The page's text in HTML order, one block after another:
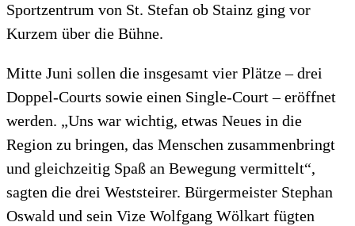
Sportzentrum von St. Stefan ob Stainz ging vor
Kurzem über die Bühne.
Mitte Juni sollen die insgesamt vier Plätze – drei
Doppel-Courts sowie einen Single-Court – eröffnet
werden. „Uns war wichtig, etwas Neues in die
Region zu bringen, das Menschen zusammenbringt
und gleichzeitig Spaß an Bewegung vermittelt“,
sagten die drei Weststeirer. Bürgermeister Stephan
Oswald und sein Vize Wolfgang Wölkart fügten